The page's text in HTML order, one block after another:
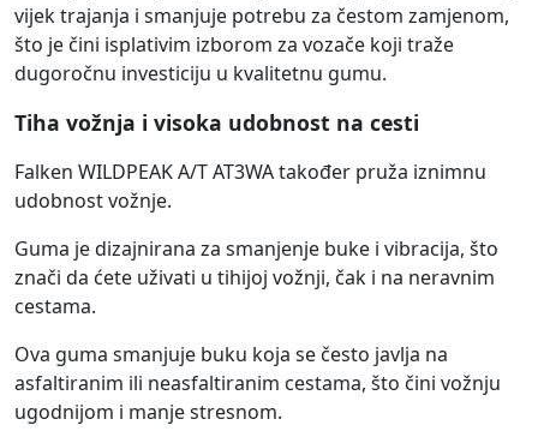
vijek trajanja i smanjuje potrebu za čestom zamjenom,
što je čini isplativim izborom za vozače koji traže
dugoročnu investiciju u kvalitetnu gumu.
Tiha vožnja i visoka udobnost na cesti
Falken WILDPEAK A/T AT3WA također pruža iznimnu
udobnost vožnje.
Guma je dizajnirana za smanjenje buke i vibracija, što
znači da ćete uživati u tihijoj vožnji, čak i na neravnim
cestama.
Ova guma smanjuje buku koja se često javlja na
asfaltiranim ili neasfaltiranim cestama, što čini vožnju
ugodnijom i manje stresnom.